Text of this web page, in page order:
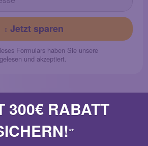
Jetzt sparen
Formulars haben Sie unsere
gelesen und akzeptiert.
300€ RABATT
**